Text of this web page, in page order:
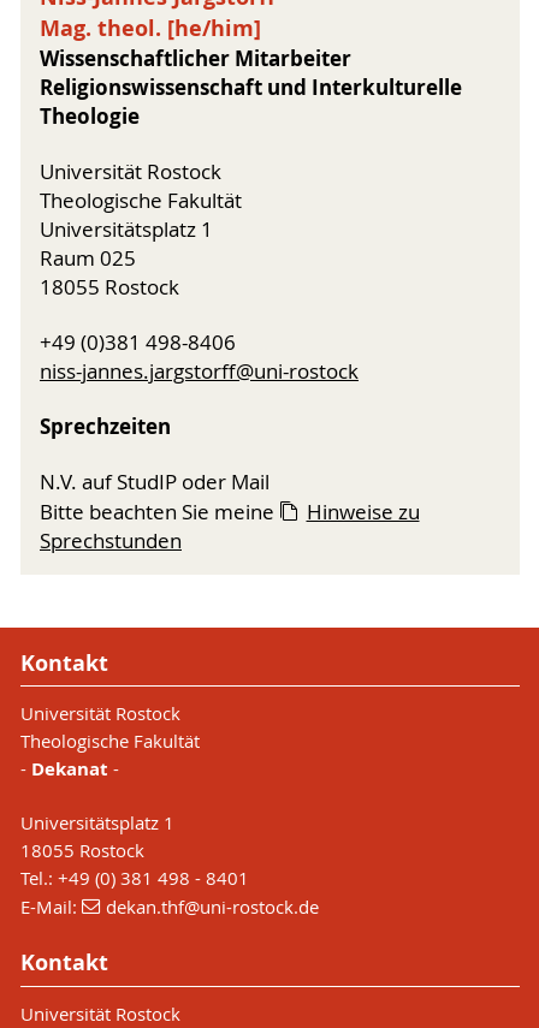
(zusammen mit Ulrike Schröder)
Wintersemester 025/26
Tutorium: Einführung in das
Wissenschaftliche Arbeiten (Ab Januar 2026)
Seminar/Vorlesung: Einführung in das
Studium der Theologie (Ab Januar 2026)
Empirische Religionsforschung (qualitativ)
Mag. theol. [he/him]
Wissenschaftlicher Mitarbeiter
Religionswissenschaft und Interkulturelle
Theologie
Universität Rostock
Theologische Fakultät
Universitätsplatz 1
Raum 025
18055 Rostock
+49 (0)381 498-8406
niss-jannes.jargstorff@uni-rostock
Sprechzeiten
N.V. auf StudIP oder Mail
Bitte beachten Sie meine
Hinweise zu
Sprechstunden
Kontakt
Universität Rostock
Theologische Fakultät
- Dekanat -
Universitätsplatz 1
18055 Rostock
Tel.: +49 (0) 381 498 - 8401
E-Mail:
dekan.thf@uni-rostock.de
Kontakt
Universität Rostock